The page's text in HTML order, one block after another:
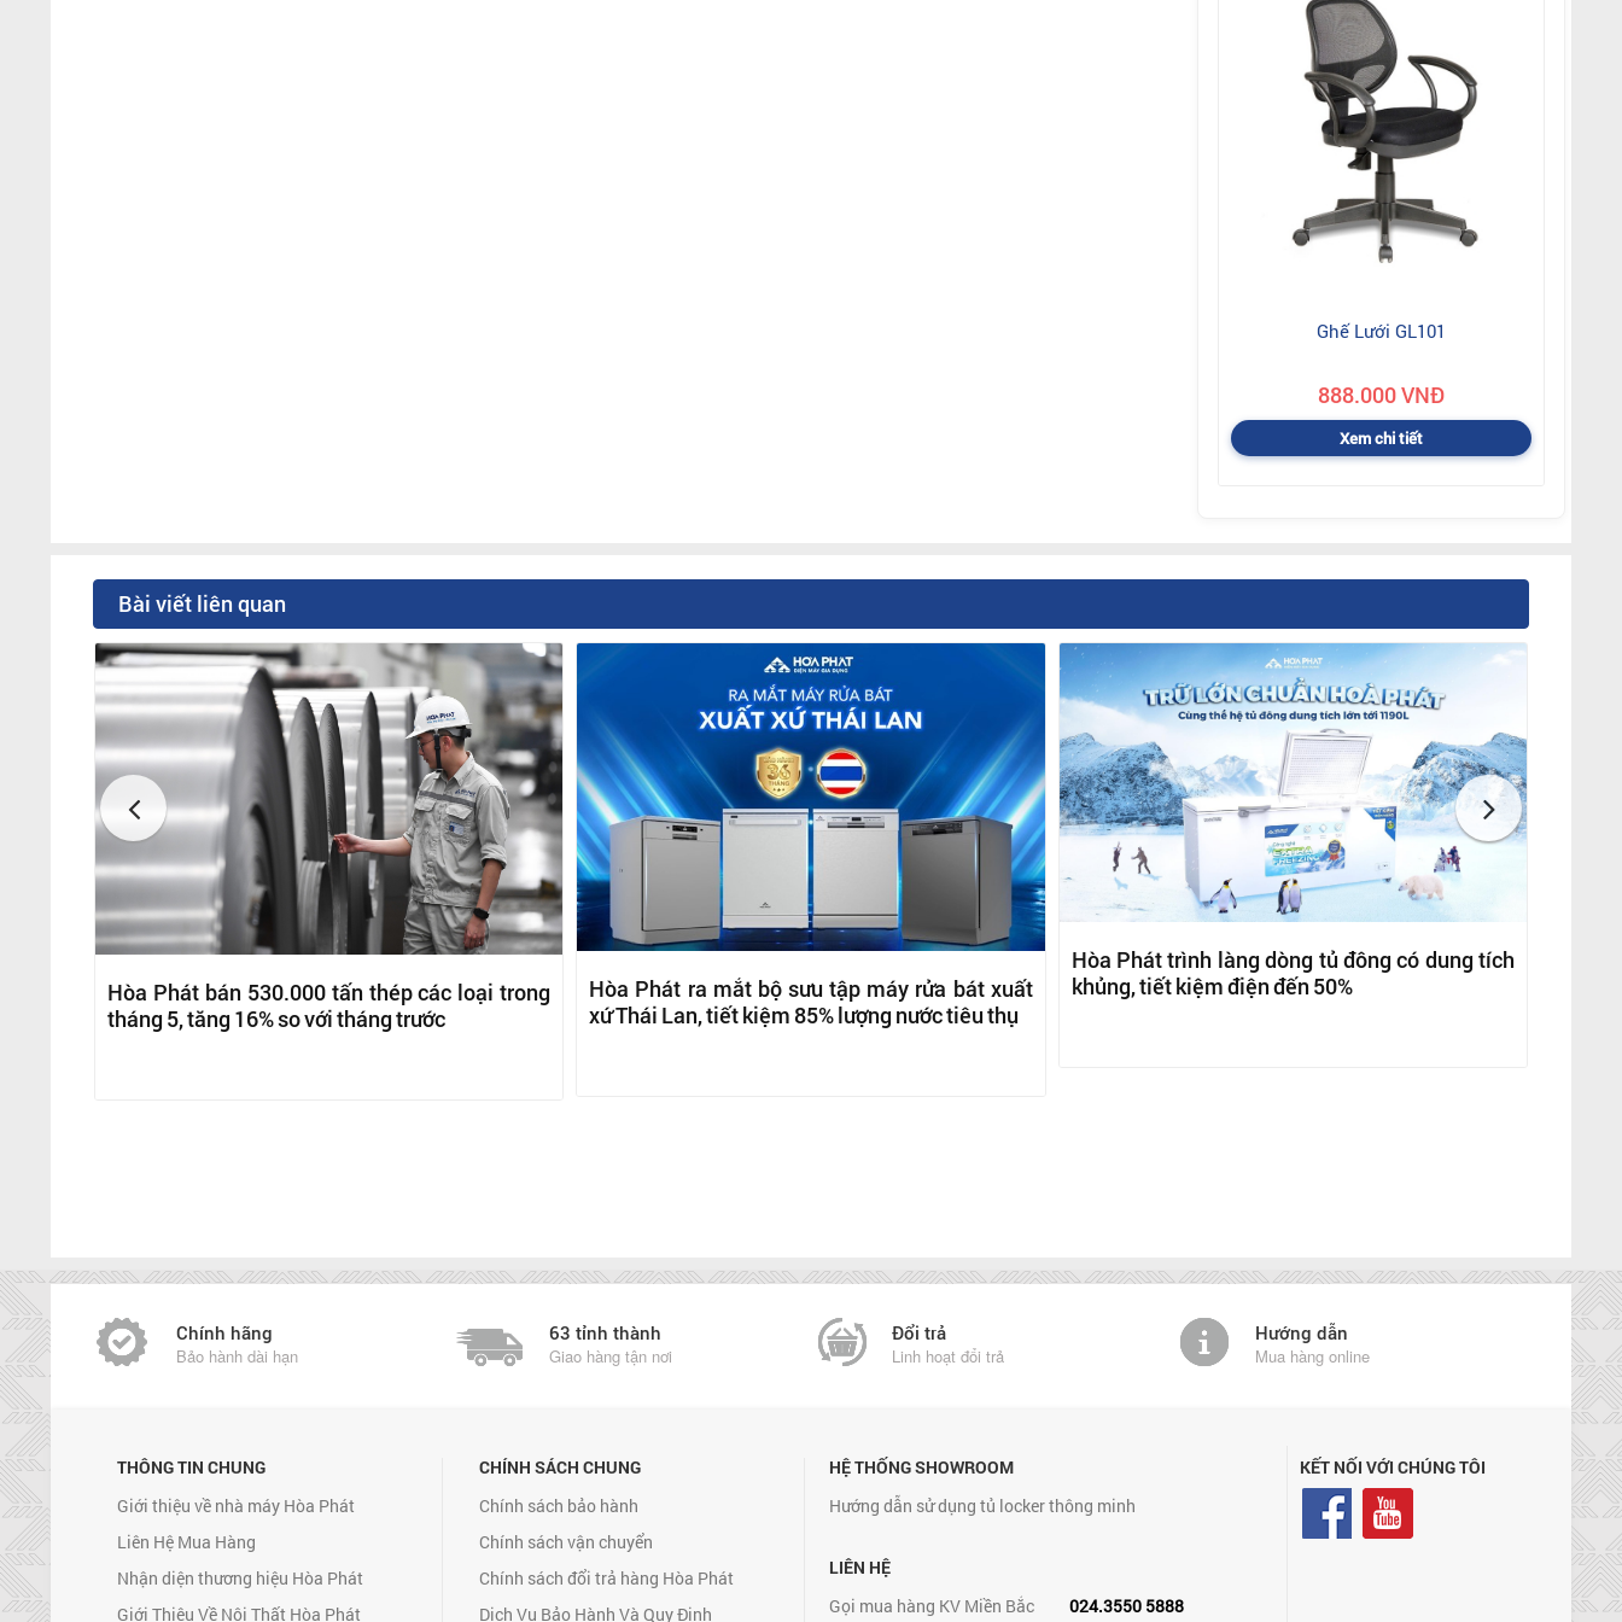
Ghế Lưới GL101
888.000 VNĐ
Xem chi tiết
Bài viết liên quan
Hòa Phát bán 530.000 tấn thép các loại trong
tháng 5, tăng 16% so với tháng trước
Hòa Phát ra mắt bộ sưu tập máy rửa bát xuất
xứ Thái Lan, tiết kiệm 85% lượng nước tiêu thụ
Hòa Phát trình làng dòng tủ đông có dung tích
khủng, tiết kiệm điện đến 50%
Chính hãng
Bảo hành dài hạn
63 tỉnh thành
Giao hàng tận nơi
Đổi trả
Linh hoạt đổi trả
Hướng dẫn
Mua hàng online
THÔNG TIN CHUNG
Giới thiệu về nhà máy Hòa Phát
Liên Hệ Mua Hàng
Nhận diện thương hiệu Hòa Phát
Giới Thiệu Về Nội Thất Hòa Phát
CHÍNH SÁCH CHUNG
Chính sách bảo hành
Chính sách vận chuyển
Chính sách đổi trả hàng Hòa Phát
Dịch Vụ Bảo Hành Và Quy Định
HỆ THỐNG SHOWROOM
Hướng dẫn sử dụng tủ locker thông minh
LIÊN HỆ
Gọi mua hàng KV Miền Bắc
024.3550 5888
KẾT NỐI VỚI CHÚNG TÔI